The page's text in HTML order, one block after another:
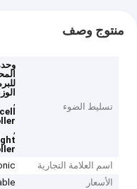
منتوج وصف
تسليط الضوء
,
,
اسم العلامة التجارية
الأسعار